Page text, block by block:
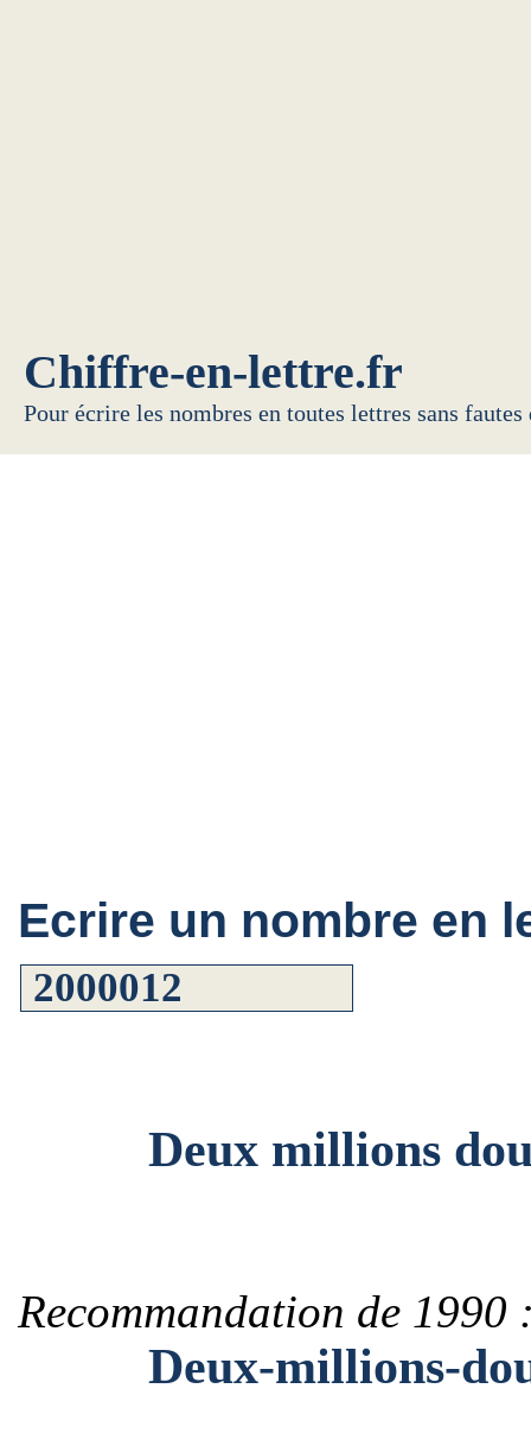
Chiffre-en-lettre.fr
Pour écrire les nombres en toutes lettres sans
Ecrire un nombre en
Deux millions
Recommandation de 1990
Deux-millions-